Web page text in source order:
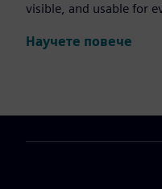
visible, and usable for
Научете повече